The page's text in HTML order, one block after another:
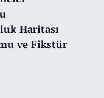
Haritası
ve Fikstür